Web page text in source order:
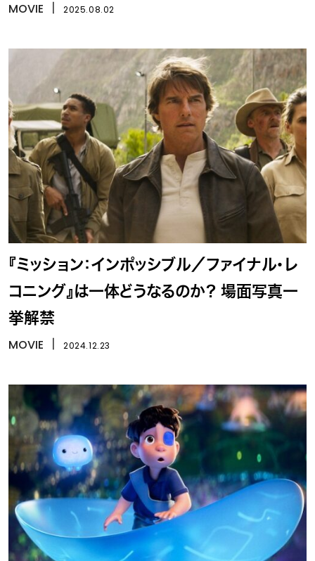
MOVIE 2025.08.02
『ミッション：インポッシブル／ファイナル・レ
コニング』は一体どうなるのか？ 場面写真一
挙解禁
MOVIE 2024.12.23